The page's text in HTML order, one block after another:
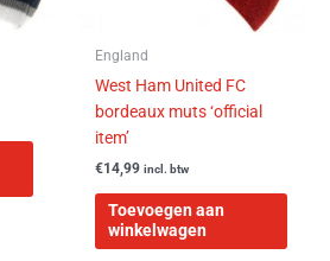
England
West Ham United FC
bordeaux muts ‘official
item’
€14,99 incl. btw
Toevoegen aan
winkelwagen